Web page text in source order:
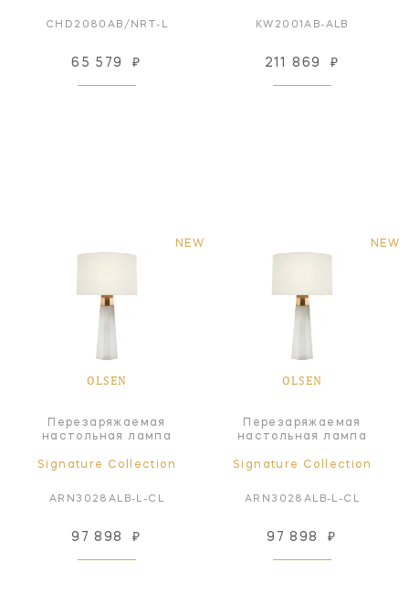
CHD2080AB/NRT-L
65 579 ₽
KW2001AB-ALB
211 869 ₽
NEW
OLSEN
Перезаряжаемая
настольная лампа
Signature Collection
ARN3028ALB-L-CL
97 898 ₽
NEW
OLSEN
Перезаряжаемая
настольная лампа
Signature Collection
ARN3028ALB-L-CL
97 898 ₽